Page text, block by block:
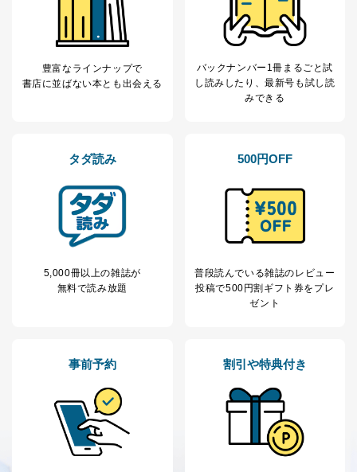
SNS公式アカウン
トに登録された方
の個人情報
お問い合わせ対応、トラブル対
処、オペレーター教育など応対品
ー等にて公表する利用目的達成の
ため
※上記の利用目的のうちNo.1～5については保有個人デ
各SNS運営会社様にご請求いただきますようお願い致し
３．個人情報の第三者提供について
当社は、取得した個人情報を適切に管理し､あらかじめ
本人の同意を得ることなく第三者に提供することはあり
ません。ただし、次の場合は除きます。
法令に基づく場合
人の生命､身体または財産の保護のために必要がある
に特に必要がある場合であって、本人の同意を得るこ
国の機関もしくは地方公共団体またはその委託を受け
た者が法令の定める事務を遂行することに対して協力
する必要がある場合であって、本人の同意を得ること
により当該事務の遂行に支障を及ぼすおそれがあると
き。
豊富なラインナップで
書店に並ばない本とも出会える
バックナンバー1冊まるごと試
し読み したり、最新号も試し読
みできる
タダ読み
5,000冊以上の雑誌が
無料で読み放題
500円OFF
普段読んでいる雑誌のレビュー
投稿で500円割ギフト券をプレ
ゼント
事前予約 割引や特典付き